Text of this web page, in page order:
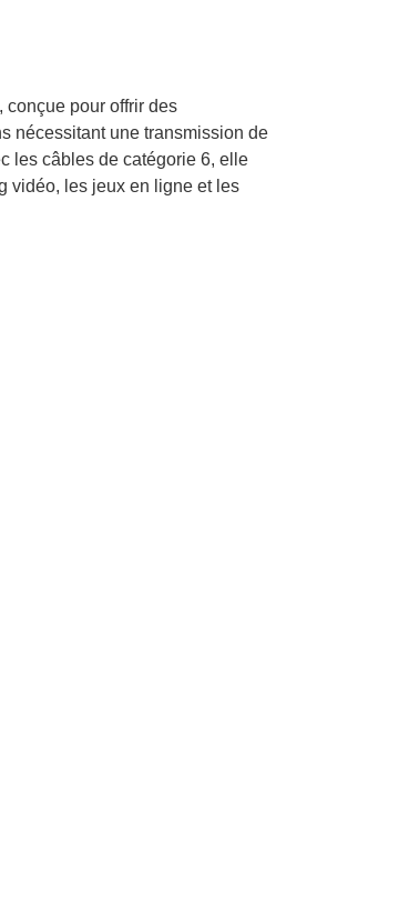
pour offrir des
nécessitant une transmission de
les câbles de catégorie 6, elle
vidéo, les jeux en ligne et les